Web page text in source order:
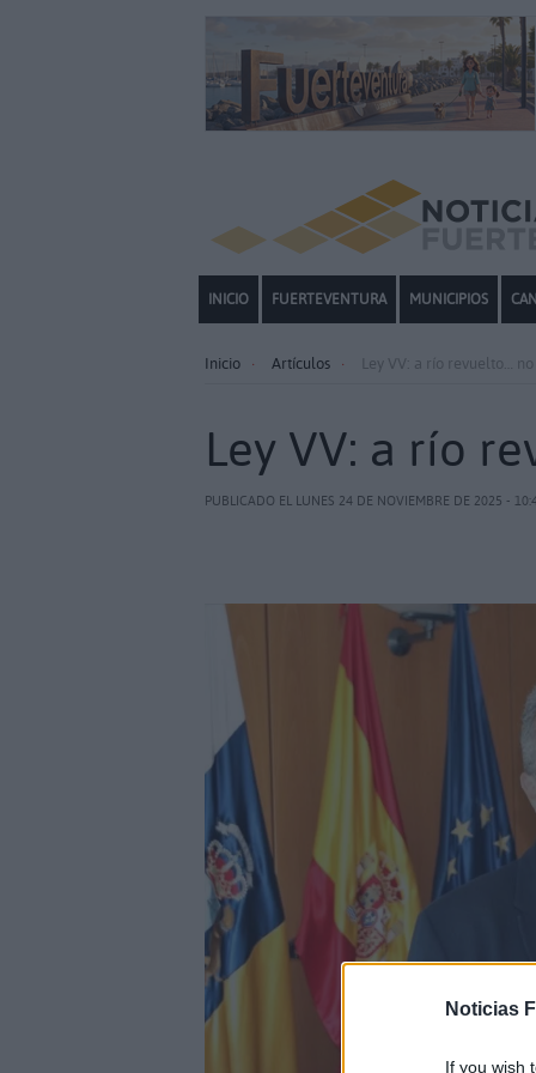
Noticias
If you wish
INICIO FUERTEVENTURA MUNICIPIOS
Inicio Artículos Ley VV: a río revuelto…
Ley VV: a río
PUBLICADO EL LUNES 24 DE NOVIEMBRE DE 2025 -